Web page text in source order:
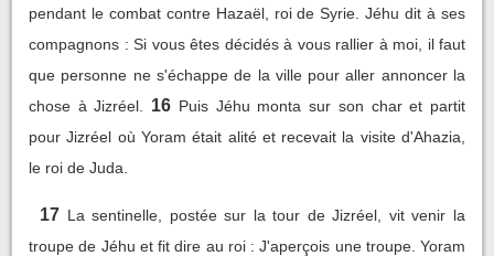
pendant le combat contre Hazaël, roi de Syrie. Jéhu dit à ses
compagnons : Si vous êtes décidés à vous rallier à moi, il faut
que personne ne s'échappe de la ville pour aller annoncer la
chose à Jizréel.
16 Puis Jéhu monta sur son char et partit
pour Jizréel où Yoram était alité et recevait la visite d'Ahazia,
le roi de Juda.
17 La sentinelle, postée sur la tour de Jizréel, vit venir la
troupe de Jéhu et fit dire au roi : J'aperçois une troupe. Yoram